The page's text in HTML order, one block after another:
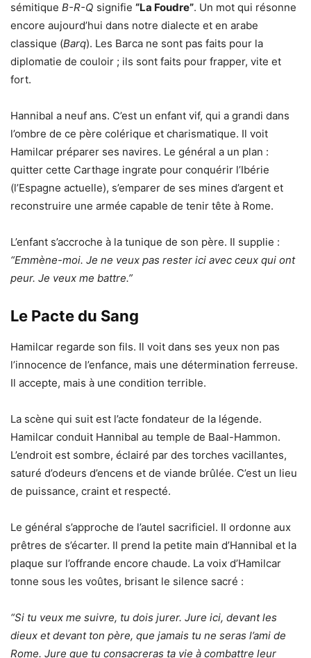
sémitique B-R-Q signifie “La Foudre”. Un mot qui résonne
encore aujourd’hui dans notre dialecte et en arabe
classique (Barq). Les Barca ne sont pas faits pour la
diplomatie de couloir ; ils sont faits pour frapper, vite et
fort.
Hannibal a neuf ans. C’est un enfant vif, qui a grandi dans
l’ombre de ce père colérique et charismatique. Il voit
Hamilcar préparer ses navires. Le général a un plan :
quitter cette Carthage ingrate pour conquérir l’Ibérie
(l’Espagne actuelle), s’emparer de ses mines d’argent et
reconstruire une armée capable de tenir tête à Rome.
L’enfant s’accroche à la tunique de son père. Il supplie :
“Emmène-moi. Je ne veux pas rester ici avec ceux qui ont
peur. Je veux me battre.”
Le Pacte du Sang
Hamilcar regarde son fils. Il voit dans ses yeux non pas
l’innocence de l’enfance, mais une détermination ferreuse.
Il accepte, mais à une condition terrible.
La scène qui suit est l’acte fondateur de la légende.
Hamilcar conduit Hannibal au temple de Baal-Hammon.
L’endroit est sombre, éclairé par des torches vacillantes,
saturé d’odeurs d’encens et de viande brûlée. C’est un lieu
de puissance, craint et respecté.
Le général s’approche de l’autel sacrificiel. Il ordonne aux
prêtres de s’écarter. Il prend la petite main d’Hannibal et la
plaque sur l’offrande encore chaude. La voix d’Hamilcar
tonne sous les voûtes, brisant le silence sacré :
“Si tu veux me suivre, tu dois jurer. Jure ici, devant les
dieux et devant ton père, que jamais tu ne seras l’ami de
Rome. Jure que tu consacreras ta vie à combattre leur